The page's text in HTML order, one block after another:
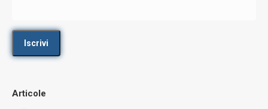
Articole